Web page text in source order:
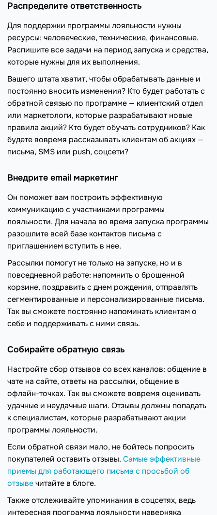
Распределите ответственность
Для поддержки программы лояльности нужны
ресурсы: человеческие, технические, финансовые.
Распишите все задачи на период запуска и средства,
которые нужны для их выполнения.
Вашего штата хватит, чтобы обрабатывать данные и
постоянно вносить изменения? Кто будет работать с
обратной связью по программе — клиентский отдел
или маркетологи, которые разрабатывают новые
правила акций? Кто будет обучать сотрудников? Как
будете вовремя рассказывать клиентам об акциях —
письма, SMS или push, соцсети?
Внедрите email маркетинг
Он поможет вам построить эффективную
коммуникацию с участниками программы
лояльности. Для начала во время запуска программы
разошлите всей базе контактов письма с
приглашением вступить в нее.
Рассылки помогут не только на запуске, но и в
повседневной работе: напомнить о брошенной
корзине, поздравить с днем рождения, отправлять
сегментированные и персонализированные письма.
Так вы сможете постоянно напоминать клиентам о
себе и поддерживать с ними связь.
Собирайте обратную связь
Настройте сбор отзывов со всех каналов: общение в
чате на сайте, ответы на рассылки, общение в
офлайн-точках. Так вы сможете вовремя оценивать
удачные и неудачные шаги. Отзывы должны попадать
к специалистам, которые разрабатывают акции
программы лояльности.
Если обратной связи мало, не бойтесь попросить
покупателей оставить отзывы. Самые эффективные
приемы для работающего письма с просьбой об
отзывечитайте в блоге.
Также отслеживайте упоминания в соцсетях, ведь
интересная программа лояльности наверняка